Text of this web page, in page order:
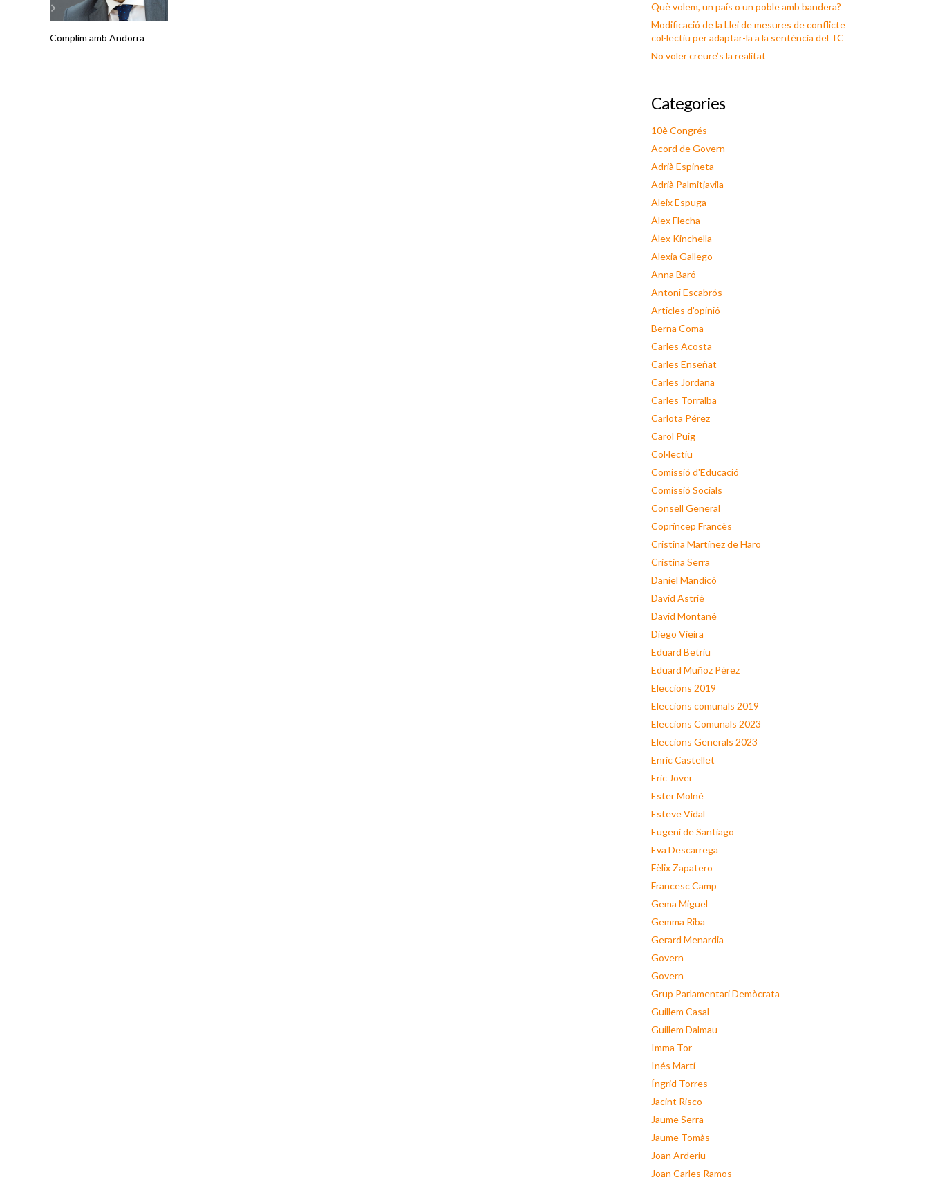
Complim amb Andorra
Què volem, un país o un poble amb bandera?
Modificació de la Llei de mesures de conflicte
col·lectiu per adaptar-la a la sentència del TC
No voler creure’s la realitat
Categories
10è Congrés
Acord de Govern
Adrià Espineta
Adrià Palmitjavila
Aleix Espuga
Àlex Flecha
Àlex Kinchella
Alexia Gallego
Anna Baró
Antoni Escabrós
Articles d'opinió
Berna Coma
Carles Acosta
Carles Enseñat
Carles Jordana
Carles Torralba
Carlota Pérez
Carol Puig
Col·lectiu
Comissió d'Educació
Comissió Socials
Consell General
Copríncep Francès
Cristina Martínez de Haro
Cristina Serra
Daniel Mandicó
David Astrié
David Montané
Diego Vieira
Eduard Betriu
Eduard Muñoz Pérez
Eleccions 2019
Eleccions comunals 2019
Eleccions Comunals 2023
Eleccions Generals 2023
Enric Castellet
Eric Jover
Ester Molné
Esteve Vidal
Eugeni de Santiago
Eva Descarrega
Fèlix Zapatero
Francesc Camp
Gema Miguel
Gemma Riba
Gerard Menardia
Govern
Govern
Grup Parlamentari Demòcrata
Guillem Casal
Guillem Dalmau
Imma Tor
Inés Martí
Íngrid Torres
Jacint Risco
Jaume Serra
Jaume Tomàs
Joan Arderiu
Joan Carles Ramos